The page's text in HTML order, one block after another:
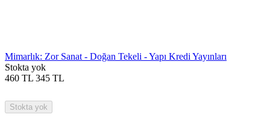
Mimarlık: Zor Sanat - Doğan Tekeli - Yapı Kredi Yayınları
Stokta yok
460 TL 345 TL
Stokta yok